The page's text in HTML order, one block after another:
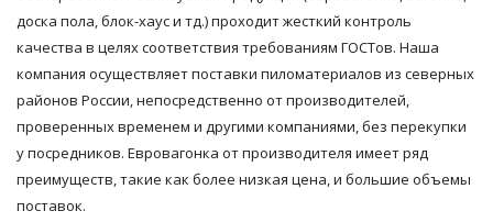
доска пола, блок-хаус и тд.) проходит жесткий контроль
качества в целях соответствия требованиям ГОСТов. Наша
компания осуществляет поставки пиломатериалов из северных
районов России, непосредственно от производителей,
проверенных временем и другими компаниями, без перекупки
у посредников. Евровагонка от производителя имеет ряд
преимуществ, такие как более низкая цена, и большие объемы
поставок.